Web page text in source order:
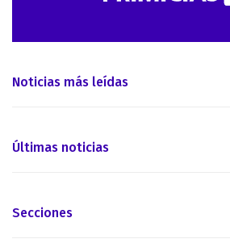
Noticias más leídas
Últimas noticias
Secciones